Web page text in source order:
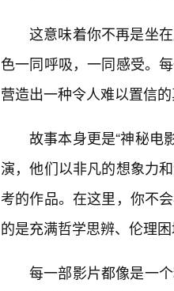
这意味着你不再是坐
色一同呼吸，一同感受。
营造出一种令人难以置信的
故事本身更是“神秘电
演，他们以非凡的想象力
考的作品。在这里，你不
的是充满哲学思辨、伦理
每一部影片都像是一